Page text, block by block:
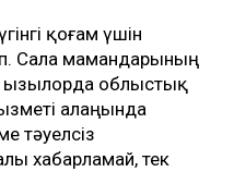
қоғам үшін
Сала мамандарының
облыстық
алаңында
тәуелсіз
хабарламай, тек